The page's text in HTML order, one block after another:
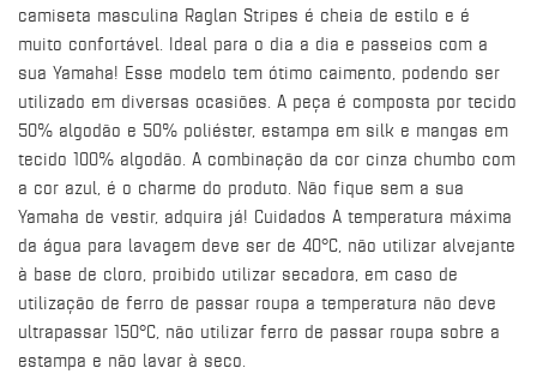
camiseta masculina Raglan Stripes é cheia de estilo e é
muito confortável. Ideal para o dia a dia e passeios com a
sua Yamaha! Esse modelo tem ótimo caimento, podendo ser
utilizado em diversas ocasiões. A peça é composta por tecido
50% algodão e 50% poliéster, estampa em silk e mangas em
tecido 100% algodão. A combinação da cor cinza chumbo com
a cor azul, é o charme do produto. Não fique sem a sua
Yamaha de vestir, adquira já! Cuidados A temperatura máxima
da água para lavagem deve ser de 40°C, não utilizar alvejante
à base de cloro, proibido utilizar secadora, em caso de
utilização de ferro de passar roupa a temperatura não deve
ultrapassar 150°C, não utilizar ferro de passar roupa sobre a
estampa e não lavar à seco.